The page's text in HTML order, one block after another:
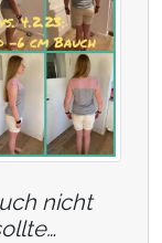
nicht